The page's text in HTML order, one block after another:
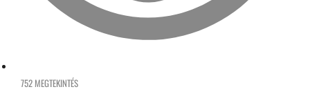
752 MEGTEKINTÉS